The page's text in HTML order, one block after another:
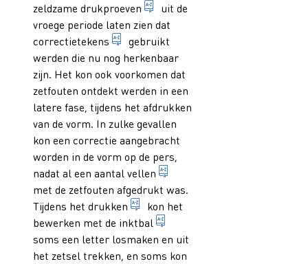
zeldzame drukproeven vóórafdruk van zetsel en/of
uit de
vroege periode laten zien dat
correctietekens
tekens waarmee in drukproeven
gebruikt
werden die nu nog herkenbaar
zijn. Het kon ook voorkomen dat
zetfouten ontdekt werden in een
latere fase, tijdens het afdrukken
van de vorm. In zulke gevallen
kon een correctie aangebracht
worden in de vorm op de pers,
nadat al een aantal vellen
met de zetfouten afgedrukt was.
Tijdens het drukken voorstellingen en/of letters die
kon het
bewerken met de inktbal
soms een letter losmaken en uit
het zetsel trekken, en soms kon